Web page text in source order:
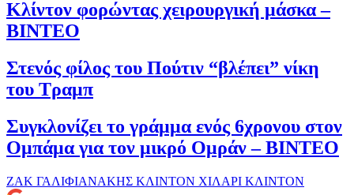
Κλίντον φορώντας χειρουργική μάσκα –
ΒΙΝΤΕΟ
Στενός φίλος του Πούτιν “βλέπει” νίκη
του Τραμπ
Συγκλονίζει το γράμμα ενός 6χρονου στον
Ομπάμα για τον μικρό Ομράν – ΒΙΝΤΕΟ
ΖΑΚ ΓΑΛΙΦΙΑΝΑΚΗΣ ΚΛΙΝΤΟΝ ΧΙΛΑΡΙ ΚΛΙΝΤΟΝ